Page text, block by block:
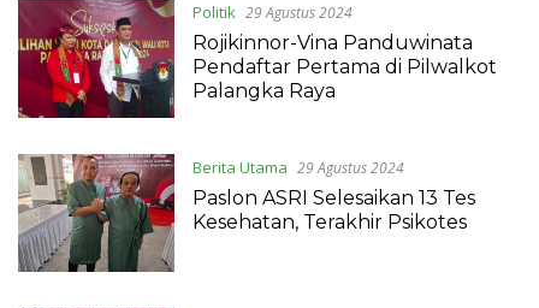
Politik 29 Agustus 2024
Rojikinnor-Vina Panduwinata
Pendaftar Pertama di Pilwalkot
Palangka Raya
Berita Utama 29 Agustus 2024
Paslon ASRI Selesaikan 13 Tes
Kesehatan, Terakhir Psikotes